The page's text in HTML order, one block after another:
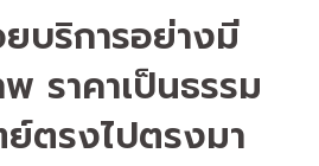
บริการอย่างมี
ราคาเป็นธรรม
ตรงไปตรงมา